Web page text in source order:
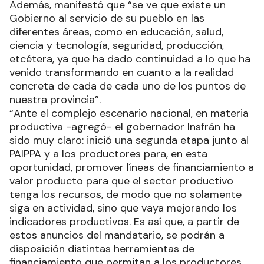
Además, manifestó que “se ve que existe un
Gobierno al servicio de su pueblo en las
diferentes áreas, como en educación, salud,
ciencia y tecnología, seguridad, producción,
etcétera, ya que ha dado continuidad a lo que ha
venido transformando en cuanto a la realidad
concreta de cada de cada uno de los puntos de
nuestra provincia”.
“Ante el complejo escenario nacional, en materia
productiva -agregó- el gobernador Insfrán ha
sido muy claro: inició una segunda etapa junto al
PAIPPA y a los productores para, en esta
oportunidad, promover líneas de financiamiento a
valor producto para que el sector productivo
tenga los recursos, de modo que no solamente
siga en actividad, sino que vaya mejorando los
indicadores productivos. Es así que, a partir de
estos anuncios del mandatario, se podrán a
disposición distintas herramientas de